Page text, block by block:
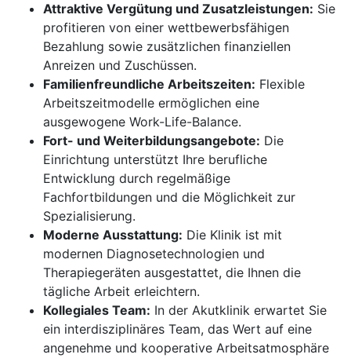
Attraktive Vergütung und Zusatzleistungen: Sie
profitieren von einer wettbewerbsfähigen
Bezahlung sowie zusätzlichen finanziellen
Anreizen und Zuschüssen.
Familienfreundliche Arbeitszeiten: Flexible
Arbeitszeitmodelle ermöglichen eine
ausgewogene Work-Life-Balance.
Fort- und Weiterbildungsangebote: Die
Einrichtung unterstützt Ihre berufliche
Entwicklung durch regelmäßige
Fachfortbildungen und die Möglichkeit zur
Spezialisierung.
Moderne Ausstattung: Die Klinik ist mit
modernen Diagnosetechnologien und
Therapiegeräten ausgestattet, die Ihnen die
tägliche Arbeit erleichtern.
Kollegiales Team: In der Akutklinik erwartet Sie
ein interdisziplinäres Team, das Wert auf eine
angenehme und kooperative Arbeitsatmosphäre